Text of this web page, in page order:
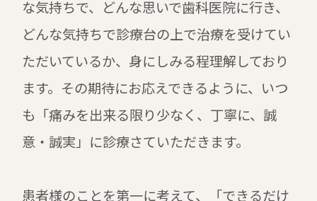
な気持ちで、どんな思いで歯科医院に行き、
どんな気持ちで診療台の上で治療を受けてい
ただいているか、身にしみる程理解しており
ます。その期待にお応えできるように、いつ
も「痛みを出来る限り少なく、丁寧に、誠
意・誠実」に診療さていただきます。
患者様のことを第一に考えて、「できるだけ